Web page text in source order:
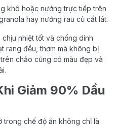
khô hoặc nướng trực tiếp trên
hay nướng rau củ cắt lát.
chịu nhiệt tốt và chống dính
rang đều, thơm mà không bị
chảo cũng có màu đẹp và
Giảm 90% Dầu
trong chế độ ăn không chỉ là